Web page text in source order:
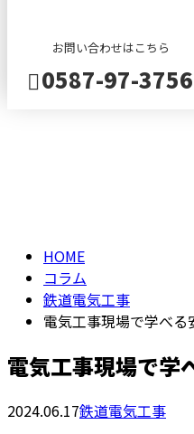
お問い合わせはこちら
0587-97-3756
HOME
コラム
鉄道電気工事
電気工事現場で学べ
電気工事現場で学
2024.06.17鉄道電気工事